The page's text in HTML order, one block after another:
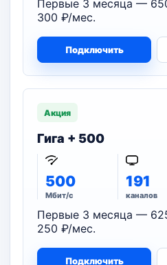
Первые 3 месяца —
300 ₽/мес.
Подключить
Акция
Гига + 500
500
Мбит/с
191
каналов
Первые 3 месяца —
250 ₽/мес.
Подключить